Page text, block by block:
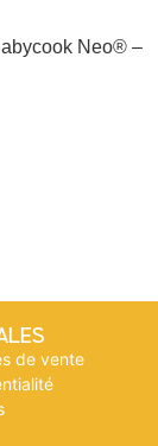
Neo® –
de vente